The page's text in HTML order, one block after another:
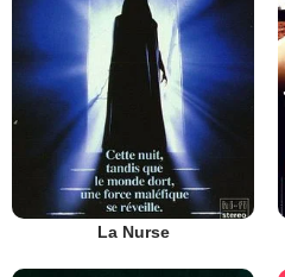
La Nurse